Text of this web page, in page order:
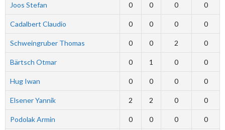
Joos Stefan 0 0 0 0
Cadalbert Claudio 0 0 0 0
Schweingruber Thomas 0 0 2 0
Bärtsch Otmar 0 1 0 0
Hug Iwan 0 0 0 0
Elsener Yannik 2 2 0 0
Podolak Armin 0 0 0 0